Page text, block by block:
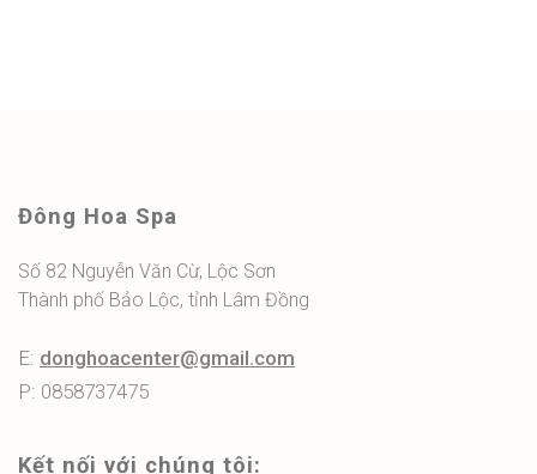
Đông Hoa Spa
Số 82 Nguyễn Văn Cừ, Lộc Sơn
Thành phố Bảo Lộc, tỉnh Lâm Đồng
E: donghoacenter@gmail.com
P: 0858737475
Kết nối với chúng tôi: